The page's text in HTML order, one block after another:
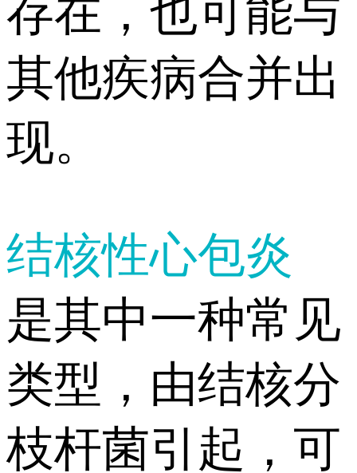
存在，也可能与
其他疾病合并出
现。
结核性心包炎
是其中一种常见
类型，由结核分
枝杆菌引起，可